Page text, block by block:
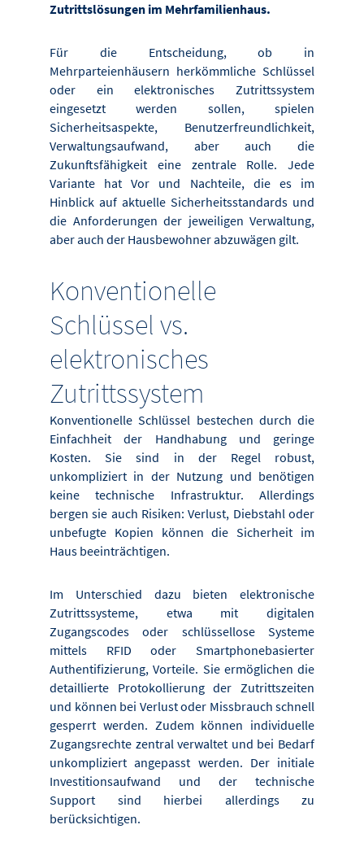
Zutrittslösungen im Mehrfamilienhaus.
Für die Entscheidung, ob in
Mehrparteienhäusern herkömmliche Schlüssel
oder ein elektronisches Zutrittssystem
eingesetzt werden sollen, spielen
Sicherheitsaspekte, Benutzerfreundlichkeit,
Verwaltungs­aufwand, aber auch die
Zukunftsfähigkeit eine zentrale Rolle. Jede
Variante hat Vor­ und Nachteile, die es im
Hinblick auf aktuelle Sicherheitsstandards und
die Anforderungen der jeweiligen Verwaltung,
aber auch der Hausbewohner abzuwägen gilt.
Konventionelle
Schlüssel vs.
elektronisches
Zutrittssystem
Konventionelle Schlüssel bestechen durch die
Einfachheit der Handhabung und geringe
Kosten. Sie sind in der Regel robust,
unkompliziert in der Nutzung und benötigen
keine technische Infrastruktur. Allerdings
bergen sie auch Risiken: Verlust, Diebstahl oder
unbefugte Kopien können die Sicherheit im
Haus beeinträchtigen.
Im Unterschied dazu bieten elektronische
Zutrittssysteme, etwa mit digitalen
Zugangscodes oder schlüssellose Systeme
mittels RFID oder Smartphonebasierter
Authentifizierung, Vorteile. Sie ermöglichen die
detaillierte Protokollierung der Zutrittszeiten
und können bei Verlust oder Missbrauch schnell
gesperrt werden. Zudem können individuelle
Zugangsrechte zentral verwaltet und bei Bedarf
unkompliziert angepasst werden. Der initiale
Investitionsaufwand und der technische
Support sind hierbei allerdings zu
berücksichtigen.